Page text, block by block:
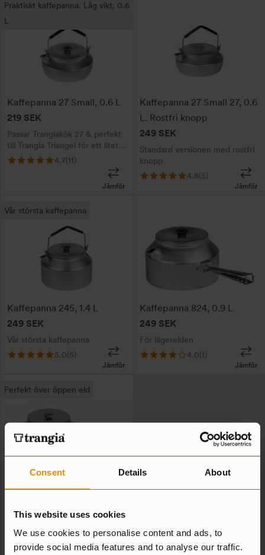
Consent Details About
This website uses cookies
We use cookies to personalise content and ads, to
provide social media features and to analyse our traffic.
Kaffepanna 27 Small, 0.6 L
219 SEK
Passar Trangiakök 27 & perfekt
till Trangia Triangel för ett litet
kompakt set 4.7(11)
Praktiskt kaffepanna. Låg vikt, 0.6
L
Jämför
Kaffepanna 27 Small 27, 0.6
L. Rostfri knopp
249 SEK
Standard versionen med rostfri
knopp
4.8(5)
Jämför
Kaffepanna 245, 1.4 L
249 SEK
Vår största kaffepanna
5.0(5)
Vår största kaffepanna
Jämför
Kaffepanna 824, 0.9 L
249 SEK
För lägerelden
4.0(1)
Jämför
Kaffepanna 924, 0.9 L
För elden eller annan
värmekälla
5.0(2)
Perfekt över öppen eld